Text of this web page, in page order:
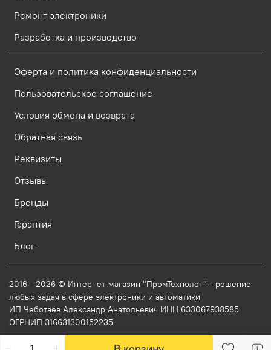
Ремонт электроники
Разработка и производство
Оферта и политика конфиденциальности
Пользовательское соглашение
Условия обмена и возврата
Обратная связь
Реквизиты
Отзывы
Бренды
Гарантия
Блог
2016 - 2026 © Интернет-магазин "ПромТехнолог" - решение
любых задач в сфере электроники и автоматики
ИП Чеботаев Александр Анатольевич ИНН 633067938585
ОГРНИП 316631300152235